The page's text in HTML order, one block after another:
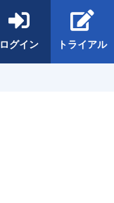
ログイン
トライアル